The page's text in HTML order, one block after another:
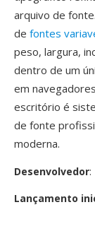
arquivo de
de fontes
peso, largura,
dentro de um
em
escritório é
de fonte
moderna.
Desenvolvedor:
Lançamento